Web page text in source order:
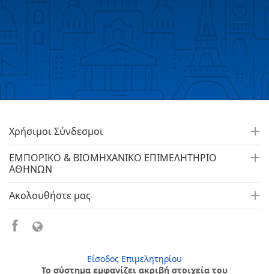
Χρήσιμοι Σύνδεσμοι
ΕΜΠΟΡΙΚΟ & ΒΙΟΜΗΧΑΝΙΚΟ ΕΠΙΜΕΛΗΤΗΡΙΟ
ΑΘΗΝΩΝ
Ακολουθήστε μας
Είσοδος Επιμελητηρίου
Το σύστημα εμφανίζει ακριβή στοιχεία του